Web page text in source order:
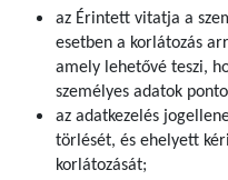
az Érintett vitatja a
esetben a korlátozás
amely lehetővé teszi,
személyes adatok
az adatkezelés
törlését, és ehelyett
korlátozását;